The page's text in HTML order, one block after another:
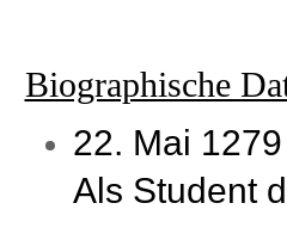
Biographische
22. Mai 1279
Als Student